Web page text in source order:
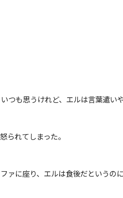
つも思うけれど、エルは言葉遣い
られてしまった。
ァに座り、エルは食後だというの